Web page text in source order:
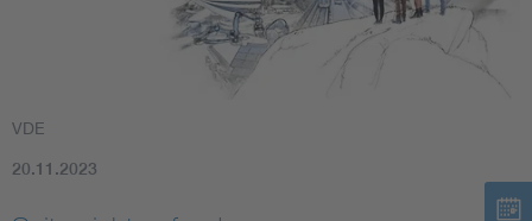
VDE
20.11.2023